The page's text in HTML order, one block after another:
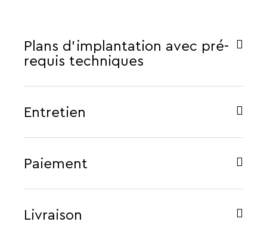
Plans d'implantation avec pré-
requis techniques
Entretien
Paiement
Livraison